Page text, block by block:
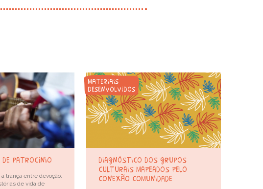
de patrocínio
trança entre devoção,
de vida de
materiais
desenvolvidos
diagnóstico dos grupos
culturais mapeados pelo
conexão comunidade